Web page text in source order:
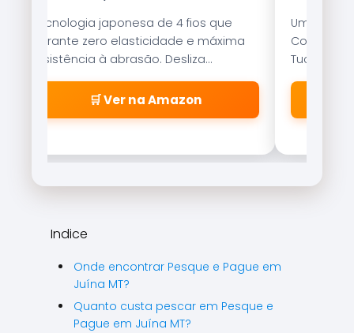
Tecnologia japonesa de 4 fios que
garante zero elasticidade e máxima
resistência à abrasão. Desliza
suavemente pelos passadores.
🛒 Ver na Amazon
Uma das
Com
Tucunaré
qualquer
Indice
Onde encontrar Pesque e Pague em
Juína MT?
Quanto custa pescar em Pesque e
Pague em Juína MT?